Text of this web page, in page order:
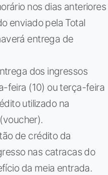
nos dias anteriores
enviado pela Total
entrega de
dos ingressos
feira (10) ou terça-feira
utilizado na
de crédito da
nas catracas do
da meia entrada.